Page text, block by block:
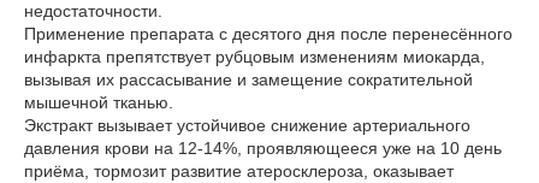
недостаточности.
Применение препарата с десятого дня после перенесённого
инфаркта препятствует рубцовым изменениям миокарда,
вызывая их рассасывание и замещение сократительной
мышечной тканью.
Экстракт вызывает устойчивое снижение артериального
давления крови на 12-14%, проявляющееся уже на 10 день
приёма, тормозит развитие атеросклероза, оказывает